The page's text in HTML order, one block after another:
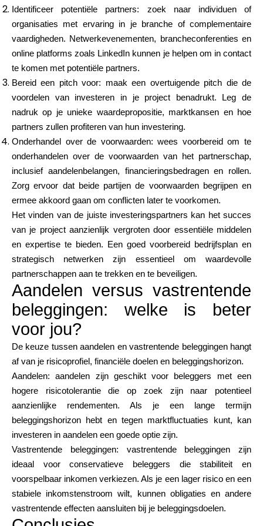
Identificeer potentiële partners: zoek naar individuen of
organisaties met ervaring in je branche of complementaire
vaardigheden. Netwerkevenementen, brancheconferenties en
online platforms zoals LinkedIn kunnen je helpen om in contact
te komen met potentiële partners.
Bereid een pitch voor: maak een overtuigende pitch die de
voordelen van investeren in je project benadrukt. Leg de
nadruk op je unieke waardepropositie, marktkansen en hoe
partners zullen profiteren van hun investering.
Onderhandel over de voorwaarden: wees voorbereid om te
onderhandelen over de voorwaarden van het partnerschap,
inclusief aandelenbelangen, financieringsbedragen en rollen.
Zorg ervoor dat beide partijen de voorwaarden begrijpen en
ermee akkoord gaan om conflicten later te voorkomen.
Het vinden van de juiste investeringspartners kan het succes
van je project aanzienlijk vergroten door essentiële middelen
en expertise te bieden. Een goed voorbereid bedrijfsplan en
strategisch netwerken zijn essentieel om waardevolle
partnerschappen aan te trekken en te beveiligen.
Aandelen versus vastrentende
beleggingen: welke is beter
voor jou?
De keuze tussen aandelen en vastrentende beleggingen hangt
af van je risicoprofiel, financiële doelen en beleggingshorizon.
Aandelen: aandelen zijn geschikt voor beleggers met een
hogere risicotolerantie die op zoek zijn naar potentieel
aanzienlijke rendementen. Als je een lange termijn
beleggingshorizon hebt en tegen marktfluctuaties kunt, kan
investeren in aandelen een goede optie zijn.
Vastrentende beleggingen: vastrentende beleggingen zijn
ideaal voor conservatieve beleggers die stabiliteit en
voorspelbaar inkomen verkiezen. Als je een lager risico en een
stabiele inkomstenstroom wilt, kunnen obligaties en andere
vastrentende effecten aansluiten bij je beleggingsdoelen.